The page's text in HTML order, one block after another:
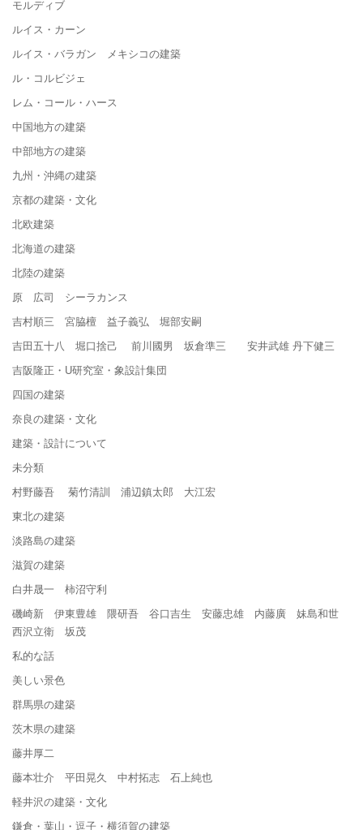
モルディブ
ルイス・カーン
ルイス・バラガン メキシコの建築
ル・コルビジェ
レム・コール・ハース
中国地方の建築
中部地方の建築
九州・沖縄の建築
京都の建築・文化
北欧建築
北海道の建築
北陸の建築
原 広司 シーラカンス
吉村順三 宮脇檀 益子義弘 堀部安嗣
吉田五十八 堀口捨己 前川國男 坂倉準三 安井武雄 丹下健三
吉阪隆正・U研究室・象設計集団
四国の建築
奈良の建築・文化
建築・設計について
未分類
村野藤吾 菊竹清訓 浦辺鎮太郎 大江宏
東北の建築
淡路島の建築
滋賀の建築
白井晟一 柿沼守利
磯崎新 伊東豊雄 隈研吾 谷口吉生 安藤忠雄 内藤廣 妹島和世
西沢立衛 坂茂
私的な話
美しい景色
群馬県の建築
茨木県の建築
藤井厚二
藤本壮介 平田晃久 中村拓志 石上純也
軽井沢の建築・文化
鎌倉・葉山・逗子・横須賀の建築